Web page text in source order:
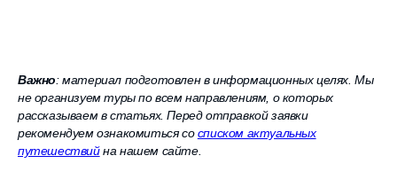
Важно: материал подготовлен в информационных целях. Мы
не организуем туры по всем направлениям, о которых
рассказываем в статьях. Перед отправкой заявки
рекомендуем ознакомиться сосписком актуальных
путешествийна нашем сайте.